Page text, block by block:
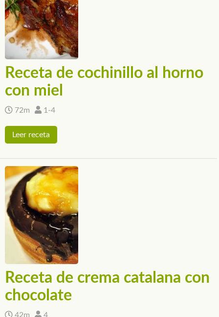
Receta de cochinillo al horno
con miel
72m 1-4
Leer receta
Receta de crema catalana con
chocolate
42m 4